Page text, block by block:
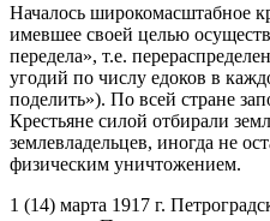
Началось широкомасштабное
имевшее своей целью
передела», т.е.
угодий по числу едоков в
поделить»). По всей стране
Крестьяне силой отбирали
землевладельцев, иногда не
физическим уничтожением.
1 (14) марта 1917 г.